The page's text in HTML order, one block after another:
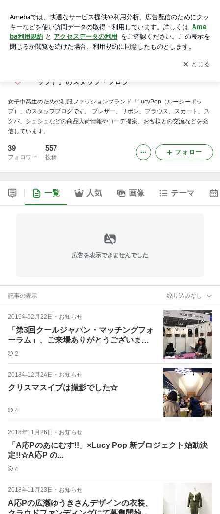
のスタッフ・ブログ
アプリをダウンロードして ブログの更新通知
を受け取りまし
ょう。
開く
ップ）」のスタッフ・ブログ
女子中高生のための制服ファッションブランド「LucyPop（ルーシーポッ
プ）」のスタッフブログです。 ブレザー、リボン、ブラウス、スカート、ス
クバ、シュシュなどの商品入荷情報やコーデ提案、お客様との交流などを発
信しています。
39
フォロワー
557
投稿
フォロー
一覧 人気 画像 テーマ
広告を表示できませんでした
記事の表示 絞り込みなし
2019年02月22日 ・ お知らせ
「第3回クールジャパン・マッチングフォ
ーラム」、ご来場ありがとうございまし
た！
2
2018年12月24日 ・ お知らせ
クリスマスイブは撮影でした☆
4
2018年11月26日 ・ お知らせ
「A応Pのあにむす!!」×Lucy Pop 新プロジェクト始動決
定!!☆A応P の...
4
2018年11月23日 ・ お知らせ
A応Pの広瀬ゆうきさんデザインの衣装、